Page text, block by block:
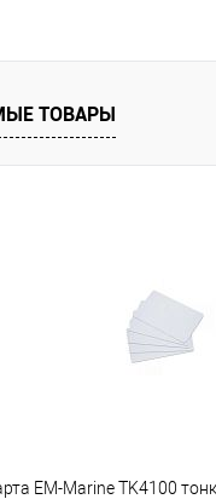
ТОВАРЫ
EM-Marine TK4100